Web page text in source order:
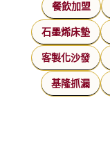
餐飲加盟
石墨烯床墊
客製化沙發
基隆抓漏